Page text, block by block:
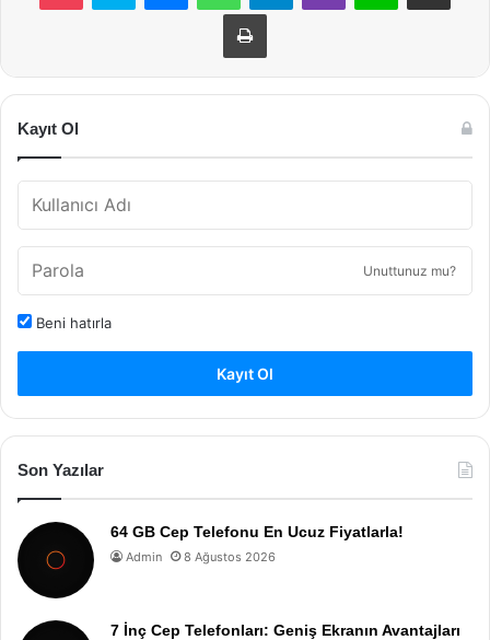
Yazdır
Kayıt Ol
Unuttunuz mu?
Beni hatırla
Kayıt Ol
Son Yazılar
64 GB Cep Telefonu En Ucuz Fiyatlarla!
Admin 8 Ağustos 2026
7 İnç Cep Telefonları: Geniş Ekranın Avantajları